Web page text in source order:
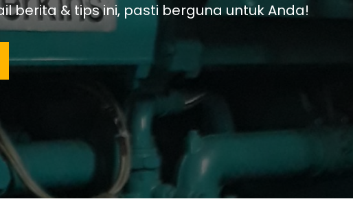
berita & tips ini, pasti berguna untuk Anda!